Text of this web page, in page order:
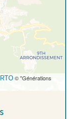
© "Générations